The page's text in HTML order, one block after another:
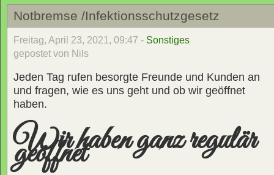
Notbremse /Infektionsschutzgesetz
Freitag, April 23, 2021, 09:47 - Sonstiges
gepostet von Nils
Jeden Tag rufen besorgte Freunde und Kunden an
und fragen, wie es uns geht und ob wir geöffnet
haben.
Wir haben ganz regulär
geöffnet